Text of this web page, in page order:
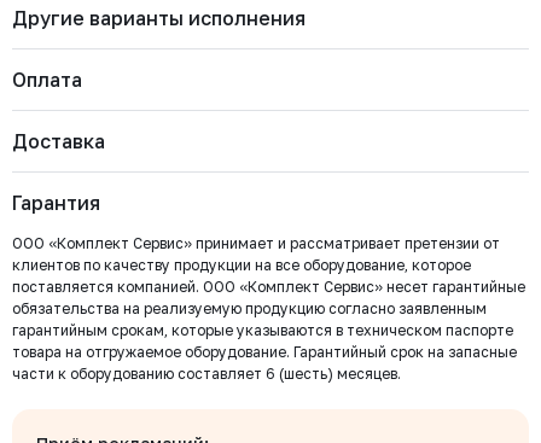
Бренд
Диаметр номинальный
ДУ 65
Марка материала корпуса
Другие варианты исполнения
Диаметр номинальный
Диаметр номинальный
ДУ 32
Наличие
Есть
Цена с НДС
1 066 ₽ Купить
МВ РВ 500
Диаметр номинальныйНаличие Цена с НДС Под заказ
Оплата
Важно: Отгрузка товара производится после 100%
оплаты и зачисления средств на расчетный счет
ООО «Комплект Сервис».
Безналичный расчёт
Мы выставляем счёт на оплату, который можно оплатить в
любом банке
Для юридических лиц
Доставка
Гарантия
ООО «Комплект Сервис» принимает и рассматривает претензии от
клиентов по качеству продукции на все оборудование, которое
поставляется компанией. ООО «Комплект Сервис» несет гарантийные
обязательства на реализуемую продукцию согласно заявленным
гарантийным срокам, которые указываются в техническом паспорте
товара на отгружаемое оборудование. Гарантийный срок на запасные
части к оборудованию составляет 6 (шесть) месяцев.